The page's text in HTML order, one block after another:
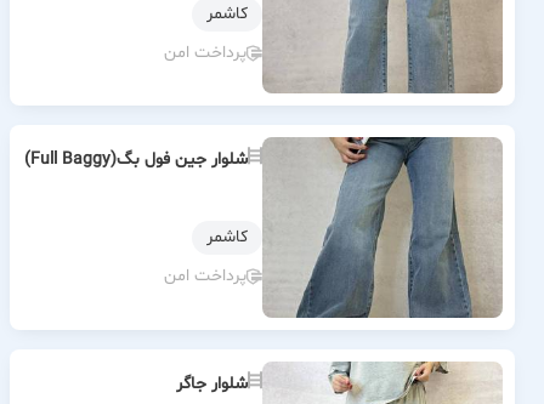
كاشمر
پرداخت امن
شلوار جین فول بگ(Full Baggy)
كاشمر
پرداخت امن
شلوار جاگر